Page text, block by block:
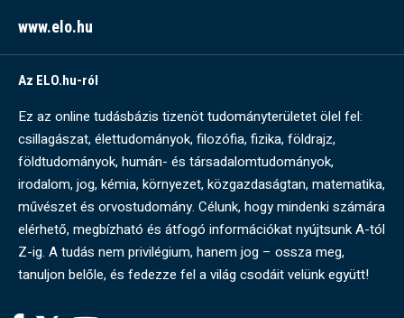
www.elo.hu
Az ELO.hu-ról
Ez az online tudásbázis tizenöt tudományterületet ölel fel:
csillagászat, élettudományok, filozófia, fizika, földrajz,
földtudományok, humán- és társadalomtudományok,
irodalom, jog, kémia, környezet, közgazdaságtan, matematika,
művészet és orvostudomány. Célunk, hogy mindenki számára
elérhető, megbízható és átfogó információkat nyújtsunk A-tól
Z-ig. A tudás nem privilégium, hanem jog – ossza meg,
tanuljon belőle, és fedezze fel a világ csodáit velünk együtt!